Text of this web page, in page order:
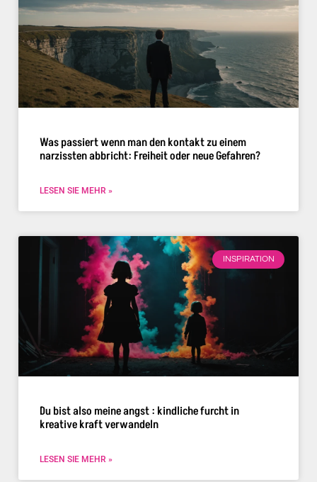
Was passiert wenn man den kontakt zu einem
narzissten abbricht: Freiheit oder neue Gefahren?
LESEN SIE MEHR »
INSPIRATION
Du bist also meine angst : kindliche furcht in
kreative kraft verwandeln
LESEN SIE MEHR »